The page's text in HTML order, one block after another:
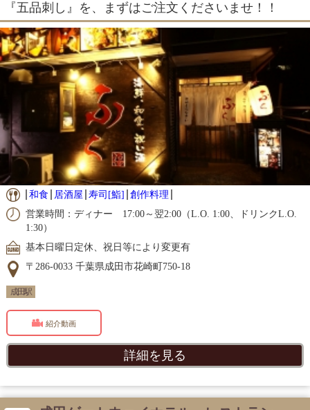
『五品刺し』を、まずはご注文くださいませ！！
和食 居酒屋 寿司[鮨]
創作料理
営業時間：ディナー 17:00～翌2:00（L.O. 1:00、ドリンクL.O.
1:30）
基本日曜日定休、祝日等により変更有
〒286-0033 千葉県成田市花崎町750-18
成田駅
紹介動画
詳細を見る